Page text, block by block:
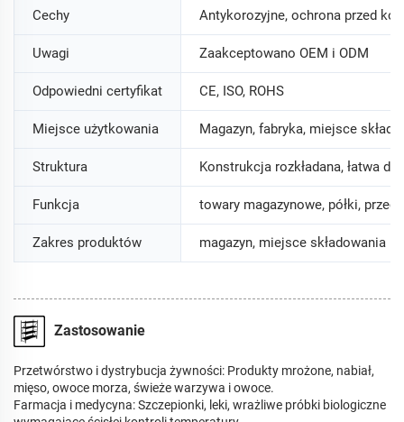
Cechy Antykorozyjne, ochrona przed
Uwagi Zaakceptowano OEM i ODM
Odpowiedni certyfikat CE, ISO, ROHS
Miejsce użytkowania Magazyn, fabryka, miejsce
Struktura Konstrukcja rozkładana, łatwa
Funkcja towary magazynowe, półki,
Zakres produktów magazyn, miejsce składowania
Zastosowanie
Przetwórstwo i dystrybucja żywności: Produkty mrożone, nabiał,
mięso, owoce morza, świeże warzywa i owoce.
Farmacja i medycyna: Szczepionki, leki, wrażliwe próbki biologiczne